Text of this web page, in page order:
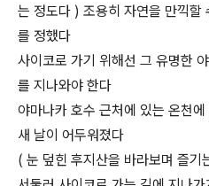
는 정도다 ) 조용히 자연을 만끽
를 정했다
사이코로 가기 위해선 그 유명한
를 지나와야 한다
야마나카 호수 근처에 있는 온천
새 날이 어두워졌다
( 눈 덮힌 후지산을 바라보며 즐기